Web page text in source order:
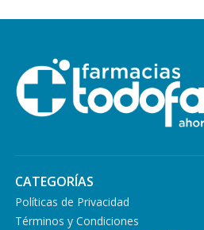
CATEGORÍAS
Políticas de Privacidad
Términos y Condiciones